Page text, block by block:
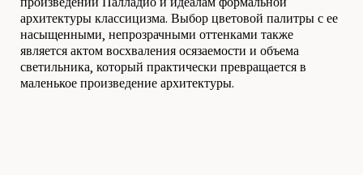
архитектуры классицизма. Выбор цветовой палитры с ее
насыщенными, непрозрачными оттенками также
является актом восхваления осязаемости и объема
светильника, который практически превращается в
маленькое произведение архитектуры.